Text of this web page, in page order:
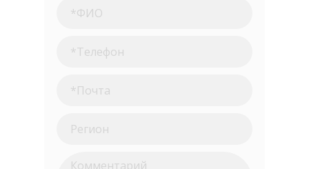
Нажимая на кнопку вы подтверждаете, что ознакомились